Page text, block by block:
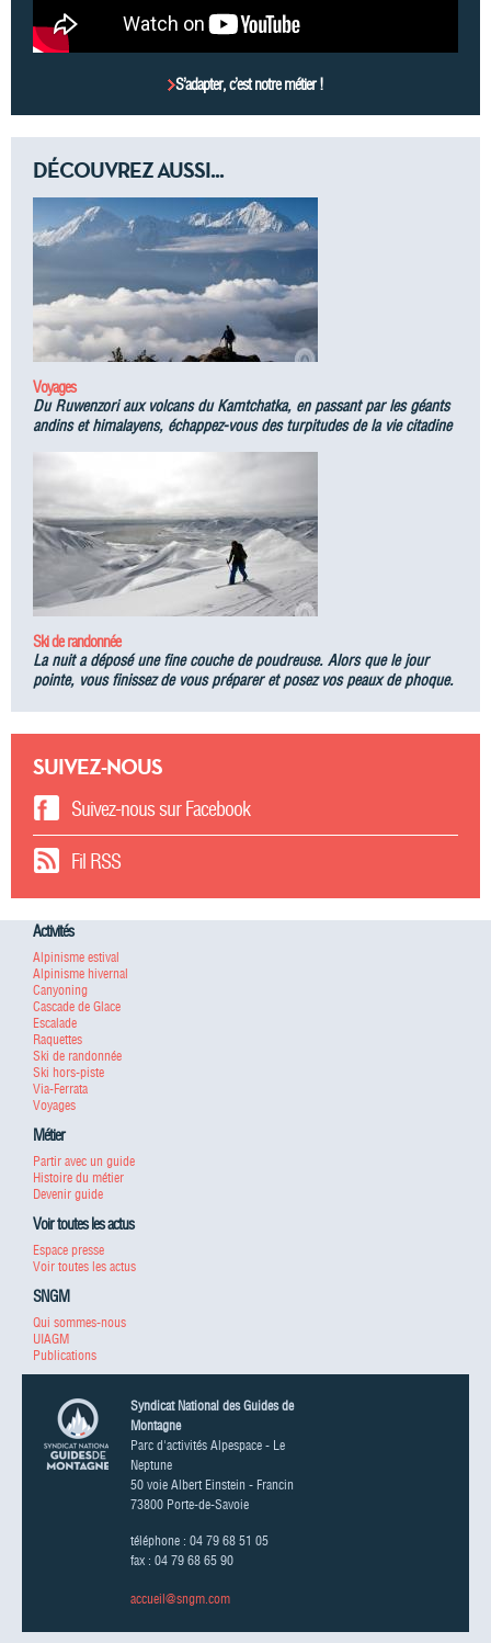
S’adapter, c’est notre métier !
DÉCOUVREZ AUSSI...
Voyages
Du Ruwenzori aux volcans du Kamtchatka, en passant par les géants
andins et himalayens, échappez-vous des turpitudes de la vie citadine
Ski de randonnée
La nuit a déposé une fine couche de poudreuse. Alors que le jour
pointe, vous finissez de vous préparer et posez vos peaux de phoque.
SUIVEZ-NOUS
Suivez-nous sur Facebook
Fil RSS
Activités
Alpinisme estival
Alpinisme hivernal
Canyoning
Cascade de Glace
Escalade
Raquettes
Ski de randonnée
Ski hors-piste
Via-Ferrata
Voyages
Métier
Partir avec un guide
Histoire du métier
Devenir guide
Voir toutes les actus
Espace presse
Voir toutes les actus
SNGM
Qui sommes-nous
UIAGM
Publications
Syndicat National des Guides de
Montagne
Parc d'activités Alpespace - Le
Neptune
50 voie Albert Einstein - Francin
73800 Porte-de-Savoie
téléphone : 04 79 68 51 05
fax : 04 79 68 65 90
accueil@sngm.com